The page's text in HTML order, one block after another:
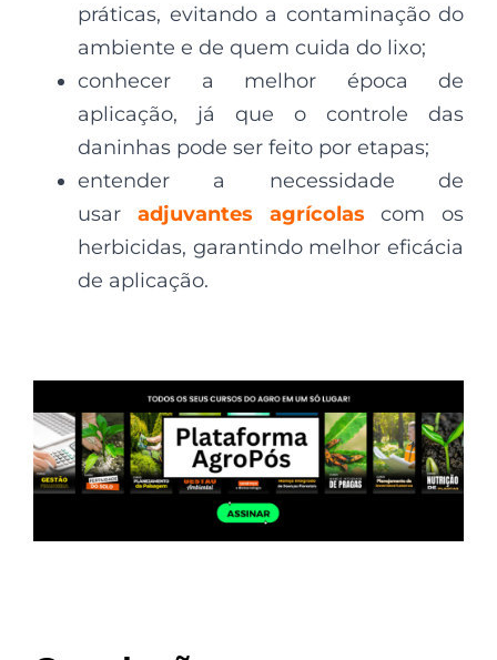
práticas, evitando a contaminação do
ambiente e de quem cuida do lixo;
conhecer a melhor época de
aplicação, já que o controle das
daninhas pode ser feito por etapas;
entender a necessidade de
usar adjuvantes agrícolas com os
herbicidas, garantindo melhor eficácia
de aplicação.